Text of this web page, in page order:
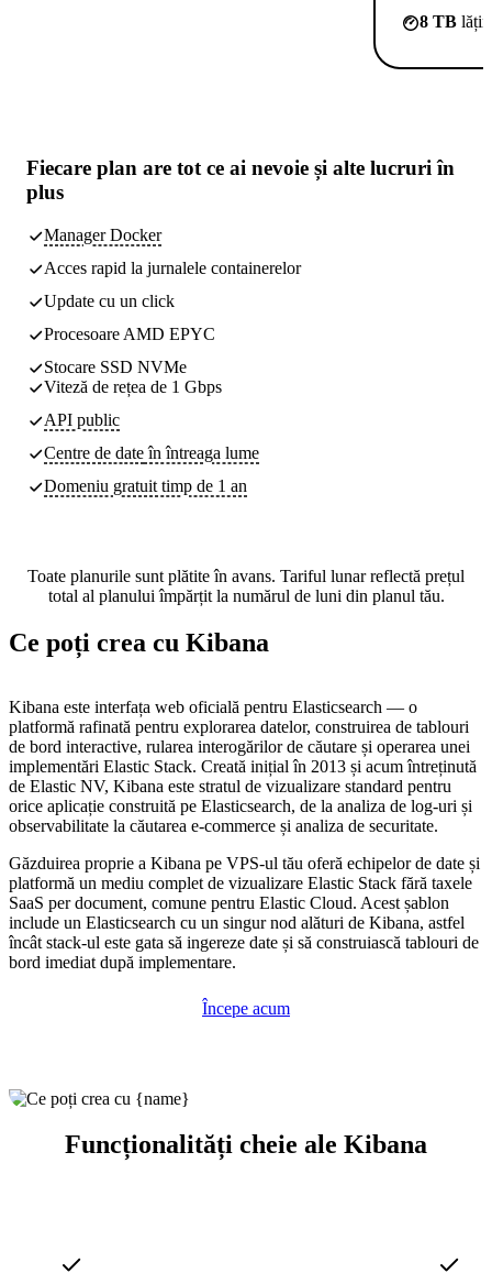
8 TB
Fiecare plan are tot ce ai nevoie și alte lucruri în
plus
Manager Docker
Acces rapid la jurnalele containerelor
Update cu un click
Procesoare AMD EPYC
Stocare SSD NVMe
Viteză de rețea de 1 Gbps
API public
Centre de dateîn întreaga lume
Domeniu gratuit timp de 1 an
Toate planurile sunt plătite în avans. Tariful lunar reflectă prețul
total al planului împărțit la numărul de luni din planul tău.
Ce poți crea cu Kibana
Kibana este interfața web oficială pentru Elasticsearch — o
platformă rafinată pentru explorarea datelor, construirea de tablouri
de bord interactive, rularea interogărilor de căutare și operarea unei
implementări Elastic Stack. Creată inițial în 2013 și acum întreținută
de Elastic NV, Kibana este stratul de vizualizare standard pentru
orice aplicație construită pe Elasticsearch, de la analiza de log-uri și
observabilitate la căutarea e-commerce și analiza de securitate.
Găzduirea proprie a Kibana pe VPS-ul tău oferă echipelor de date și
platformă un mediu complet de vizualizare Elastic Stack fără taxele
SaaS per document, comune pentru Elastic Cloud. Acest șablon
include un Elasticsearch cu un singur nod alături de Kibana, astfel
încât stack-ul este gata să ingereze date și să construiască tablouri de
bord imediat după implementare.
Începe acum
Funcționalități cheie ale Kibana